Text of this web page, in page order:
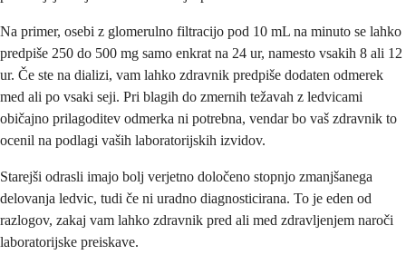
Na primer, osebi z glomerulno filtracijo pod 10 mL na minuto se lahko
predpiše 250 do 500 mg samo enkrat na 24 ur, namesto vsakih 8 ali 12
ur. Če ste na dializi, vam lahko zdravnik predpiše dodaten odmerek
med ali po vsaki seji. Pri blagih do zmernih težavah z ledvicami
običajno prilagoditev odmerka ni potrebna, vendar bo vaš zdravnik to
ocenil na podlagi vaših laboratorijskih izvidov.
Starejši odrasli imajo bolj verjetno določeno stopnjo zmanjšanega
delovanja ledvic, tudi če ni uradno diagnosticirana. To je eden od
razlogov, zakaj vam lahko zdravnik pred ali med zdravljenjem naroči
laboratorijske preiskave.